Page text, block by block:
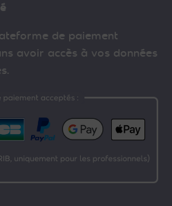
de paiement
avoir accès à vos données